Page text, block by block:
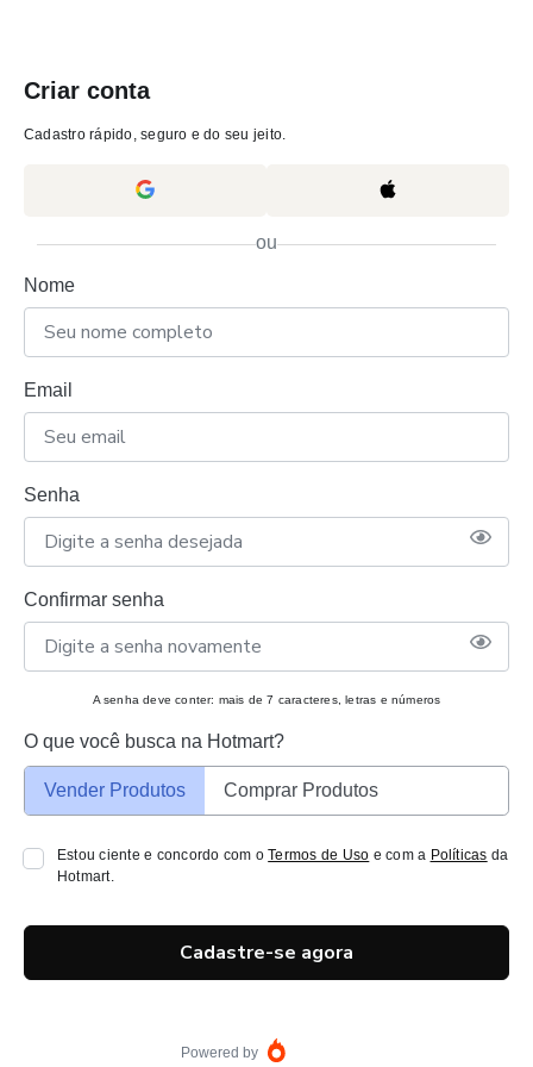
Criar conta
Cadastro rápido, seguro e do seu jeito.
ou
Nome
Email
Senha
Confirmar senha
A senha deve conter: mais de 7 caracteres, letras e números
O que você busca na Hotmart?
Vender Produtos Comprar Produtos
Estou ciente e concordo com oTermos de Uso e com a Políticas da
Hotmart.
Cadastre-se agora
Powered by